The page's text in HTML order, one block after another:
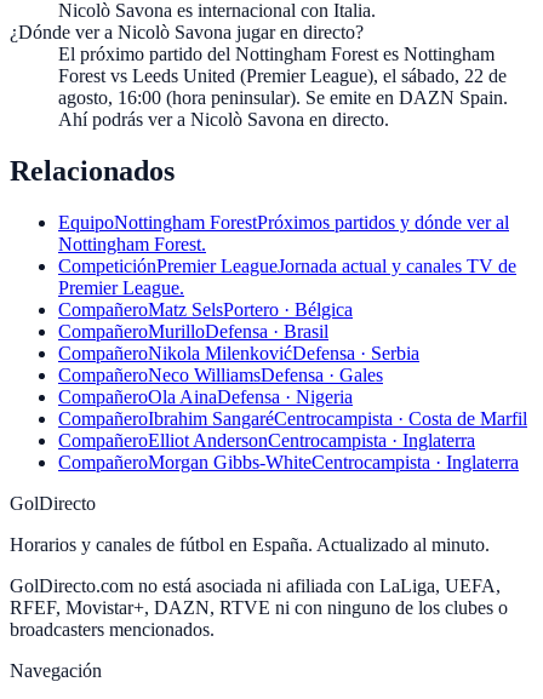
Nicolò Savona es internacional con Italia.
¿Dónde ver a Nicolò Savona jugar en directo?
El próximo partido del Nottingham Forest es Nottingham
Forest vs Leeds United (Premier League), el sábado, 22 de
agosto, 16:00 (hora peninsular). Se emite en DAZN Spain.
Ahí podrás ver a Nicolò Savona en directo.
Relacionados
EquipoNottingham ForestPróximos partidos y dónde ver al
Nottingham Forest.
CompeticiónPremier LeagueJornada actual y canales TV de
Premier League.
CompañeroMatz SelsPortero · Bélgica
CompañeroMurilloDefensa · Brasil
CompañeroNikola MilenkovićDefensa · Serbia
CompañeroNeco WilliamsDefensa · Gales
CompañeroOla AinaDefensa · Nigeria
CompañeroIbrahim SangaréCentrocampista · Costa de Marfil
CompañeroElliot AndersonCentrocampista · Inglaterra
CompañeroMorgan Gibbs-WhiteCentrocampista · Inglaterra
GolDirecto
Horarios y canales de fútbol en España. Actualizado al minuto.
GolDirecto.com no está asociada ni afiliada con LaLiga, UEFA,
RFEF, Movistar+, DAZN, RTVE ni con ninguno de los clubes o
broadcasters mencionados.
Navegación